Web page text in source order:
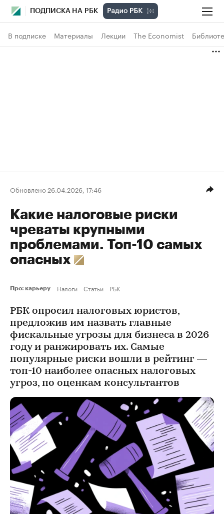
ПОДПИСКА НА РБК
В подписке Материалы Лекции The Economist
Обновлено 26.04.2026, 17:46
Какие налоговые риски
чреваты крупными
проблемами. Топ-10 самых
опасных
Про: карьеру Налоги Статьи РБК
РБК опросил налоговых юристов,
предложив им назвать главные
фискальные угрозы для бизнеса в 2026
году и ранжировать их. Самые
популярные риски вошли в рейтинг —
топ-10 наиболее опасных налоговых
угроз, по оценкам консультантов